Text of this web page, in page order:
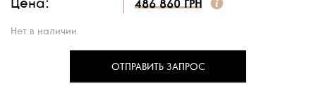
486 860 ГРН
Нет в наличии
ОТПРАВИТЬ ЗАПРОС